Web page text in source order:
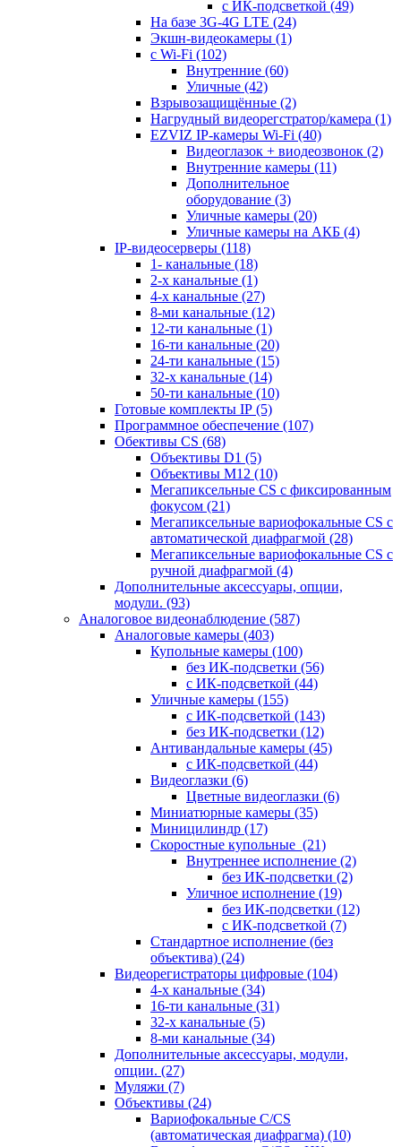
с ИК-подсветкой (49)
На базе 3G-4G LTE (24)
Экшн-видеокамеры (1)
с Wi-Fi (102)
Внутренние (60)
Уличные (42)
Взрывозащищённые (2)
Нагрудный видеорегстратор/камера (1)
EZVIZ IP-камеры Wi-Fi (40)
Видеоглазок + виодеозвонок (2)
Внутренние камеры (11)
Дополнительное
оборудование (3)
Уличные камеры (20)
Уличные камеры на АКБ (4)
IP-видеосерверы (118)
1- канальные (18)
2-х канальные (1)
4-х канальные (27)
8-ми канальные (12)
12-ти канальные (1)
16-ти канальные (20)
24-ти канальные (15)
32-х канальные (14)
50-ти канальные (10)
Готовые комплекты IP (5)
Программное обеспечение (107)
Обективы CS (68)
Объективы D1 (5)
Объективы M12 (10)
Мегапиксельные CS c фиксированным
фокусом (21)
Мегапиксельные вариофокальные CS c
автоматической диафрагмой (28)
Мегапиксельные вариофокальные CS c
ручной диафрагмой (4)
Дополнительные аксессуары, опции,
модули. (93)
Аналоговое видеонаблюдение (587)
Аналоговые камеры (403)
Купольные камеры (100)
без ИК-подсветки (56)
с ИК-подсветкой (44)
Уличные камеры (155)
с ИК-подсветкой (143)
без ИК-подсветки (12)
Антивандальные камеры (45)
с ИК-подсветкой (44)
Видеоглазки (6)
Цветные видеоглазки (6)
Миниатюрные камеры (35)
Миницилиндр (17)
Скоростные купольные (21)
Внутреннее исполнение (2)
без ИК-подсветки (2)
Уличное исполнение (19)
без ИК-подсветки (12)
с ИК-подсветкой (7)
Стандартное исполнение (без
объектива) (24)
Видеорегистраторы цифровые (104)
4-х канальные (34)
16-ти канальные (31)
32-х канальные (5)
8-ми канальные (34)
Дополнительные аксессуары, модули,
опции. (27)
Муляжи (7)
Объективы (24)
Вариофокальные C/CS
(автоматическая диафрагма) (10)